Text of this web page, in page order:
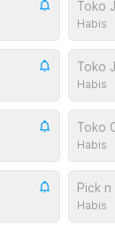
Toko
Habis
Toko
Habis
Toko
Habis
Pick n
Habis